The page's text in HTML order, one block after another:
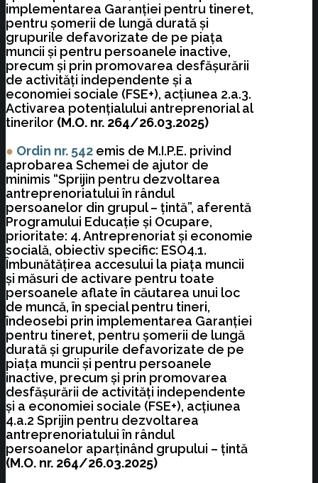
implementarea Garanţiei pentru tineret,
pentru şomerii de lungă durată şi
grupurile defavorizate de pe piaţa
muncii şi pentru persoanele inactive,
precum şi prin promovarea desfăşurării
de activităţi independente şi a
economiei sociale (FSE+), acţiunea 2.a.3.
Activarea potenţialului antreprenorial al
tinerilor (M.O. nr. 264/26.03.2025)
● Ordin nr. 542 emis de M.I.P.E. privind
aprobarea Schemei de ajutor de
minimis “Sprijin pentru dezvoltarea
antreprenoriatului în rândul
persoanelor din grupul – ţintă”, aferentă
Programului Educaţie şi Ocupare,
prioritate: 4. Antreprenoriat şi economie
socială, obiectiv specific: ESO4.1.
Îmbunătăţirea accesului la piaţa muncii
şi măsuri de activare pentru toate
persoanele aflate în căutarea unui loc
de muncă, în special pentru tineri,
îndeosebi prin implementarea Garanţiei
pentru tineret, pentru şomerii de lungă
durată şi grupurile defavorizate de pe
piaţa muncii şi pentru persoanele
inactive, precum şi prin promovarea
desfăşurării de activităţi independente
şi a economiei sociale (FSE+), acţiunea
4.a.2 Sprijin pentru dezvoltarea
antreprenoriatului în rândul
persoanelor aparţinând grupului – ţintă
(M.O. nr. 264/26.03.2025)